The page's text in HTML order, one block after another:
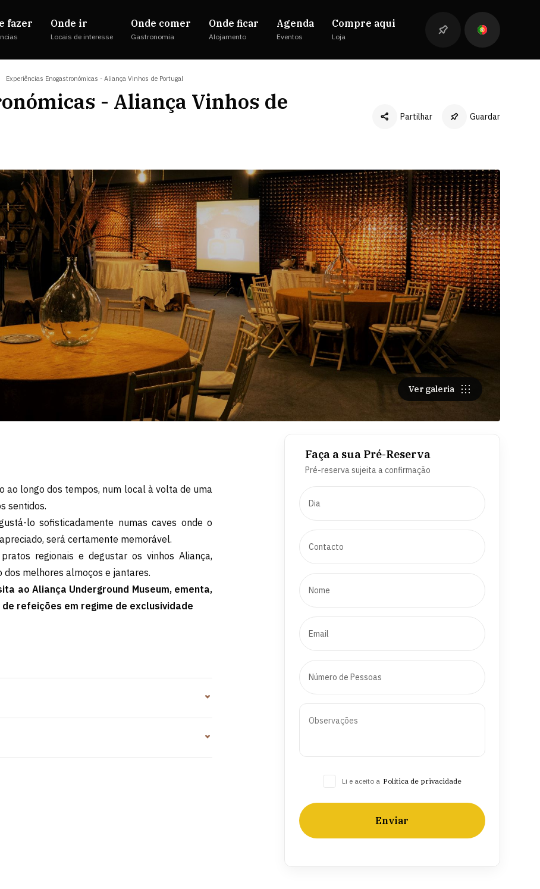
fazer Onde ir
Locais de interesse
Onde comer
Gastronomia
Onde ficar
Alojamento
Agenda
Eventos
Compre aqui
Loja
Experiências Enogastronómicas - Aliança Vinhos de Portugal
- Aliança Vinhos de
Partilhar
LinkedIn
Guardar
Ver galeria
ao longo dos tempos, num local à volta de uma
sentidos.
lo sofisticadamente numas caves onde o
será certamente memorável.
regionais e degustar os vinhos Aliança,
dos melhores almoços e jantares.
ao Aliança Underground Museum, ementa,
refeições em regime de exclusividade
Faça a sua Pré-Reserva
Pré-reserva sujeita a confirmação
Li e aceito a Política de privacidade
Enviar